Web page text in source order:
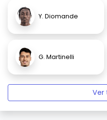
Y. Diomande
G. Martinelli
Ver